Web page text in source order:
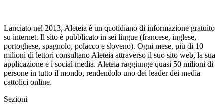
Lanciato nel 2013, Aleteia è un quotidiano di informazione gratuito
su internet. Il sito è pubblicato in sei lingue (francese, inglese,
portoghese, spagnolo, polacco e sloveno). Ogni mese, più di 10
milioni di lettori consultano Aleteia attraverso il suo sito web, la sua
applicazione e i social media. Aleteia raggiunge quasi 50 milioni di
persone in tutto il mondo, rendendolo uno dei leader dei media
cattolici online.
Sezioni